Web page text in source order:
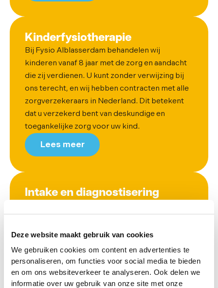
Deze website maakt gebruik van cookies
We gebruiken cookies om content en advertenties te
personaliseren, om functies voor social media te bieden
en om ons websiteverkeer te analyseren. Ook delen we
informatie over uw gebruik van onze site met onze
Kinderfysiotherapie
Bij Fysio Alblasserdam behandelen wij
kinderen vanaf 8 jaar met de zorg en aandacht
die zij verdienen. U kunt zonder verwijzing bij
ons terecht, en wij hebben contracten met alle
zorgverzekeraars in Nederland. Dit betekent
dat u verzekerd bent van deskundige en
toegankelijke zorg voor uw kind.
Lees meer
Intake en diagnostisering
doorverwijzing van een arts of specialist is,
Tijdens deze screening wordt zorgvuldig
onderzocht wat de aard van uw klachten is. Dit
helpt om te bepalen of fysiotherapie of